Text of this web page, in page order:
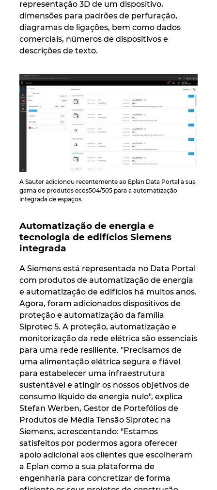
representação 3D de um dispositivo,
dimensões para padrões de perfuração,
diagramas de ligações, bem como dados
comerciais, números de dispositivos e
descrições de texto.
A Sauter adicionou recentemente ao Eplan Data Portal a sua
gama de produtos ecos504/505 para a automatização
integrada de espaços.
Automatização de energia e
tecnologia de edifícios Siemens
integrada
A Siemens está representada no Data Portal
com produtos de automatização de energia
e automatização de edifícios há muitos anos.
Agora, foram adicionados dispositivos de
proteção e automatização da família
Siprotec 5. A proteção, automatização e
monitorização da rede elétrica são essenciais
para uma rede resiliente. "Precisamos de
uma alimentação elétrica segura e fiável
para estabelecer uma infraestrutura
sustentável e atingir os nossos objetivos de
consumo líquido de energia nulo", explica
Stefan Werben, Gestor de Portefólios de
Produtos de Média Tensão Siprotec na
Siemens, acrescentando: "Estamos
satisfeitos por podermos agora oferecer
apoio adicional aos clientes que escolheram
a Eplan como a sua plataforma de
engenharia para concretizar de forma
Mexico
Netherlands
New Zealand
Norway
Peru
Philippines
Romania
Serbia
Singapore
Slovakia
Slovenia
South Africa
South Korea
Spain
Sweden
Switzerland
Thailand
Turkey